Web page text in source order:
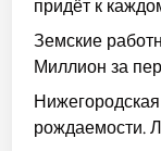
придёт к
Земские
Миллион за
Нижегородская
рождаемости.